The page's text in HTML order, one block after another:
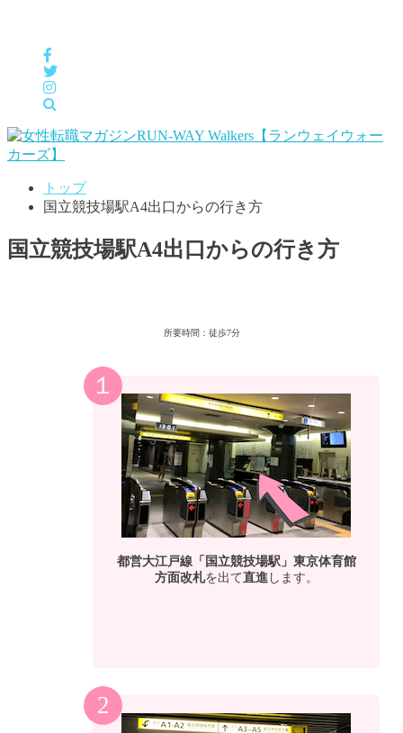
トップ
国立競技場駅A4出口からの行き方
国立競技場駅A4出口からの行き方
所要時間：徒歩7分
１
都営大江戸線「国立競技場駅」東京体育館
方面改札を出て直進します。
2